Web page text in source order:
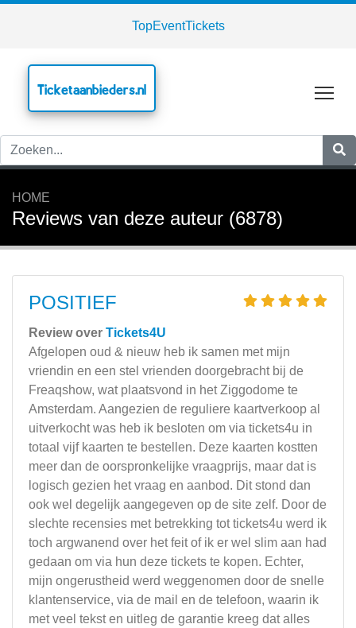
TopEventTickets
Ticketaanbieders.nl
HOME
Reviews van deze auteur (6878)
POSITIEF
Review over Tickets4U
Afgelopen oud & nieuw heb ik samen met mijn
vriendin en een stel vrienden doorgebracht bij de
Freaqshow, wat plaatsvond in het Ziggodome te
Amsterdam. Aangezien de reguliere kaartverkoop al
uitverkocht was heb ik besloten om via tickets4u in
totaal vijf kaarten te bestellen. Deze kaarten kostten
meer dan de oorspronkelijke vraagprijs, maar dat is
logisch gezien het vraag en aanbod. Dit stond dan
ook wel degelijk aangegeven op de site zelf. Door de
slechte recensies met betrekking tot tickets4u werd ik
toch argwanend over het feit of ik er wel slim aan had
gedaan om via hun deze tickets te kopen. Echter,
mijn ongerustheid werd weggenomen door de snelle
klantenservice, via de mail en de telefoon, waarin ik
met veel tekst en uitleg de garantie kreeg dat alles